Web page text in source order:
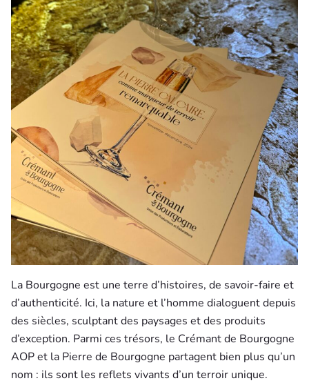
La Bourgogne est une terre d’histoires, de savoir-faire et
d’authenticité. Ici, la nature et l’homme dialoguent depuis
des siècles, sculptant des paysages et des produits
d’exception. Parmi ces trésors, le Crémant de Bourgogne
AOP et la Pierre de Bourgogne partagent bien plus qu’un
nom : ils sont les reflets vivants d’un terroir unique.